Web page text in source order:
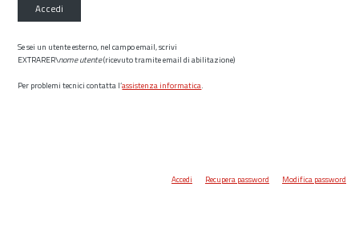
Accedi
Se sei un utente esterno, nel campo email, scrivi
EXTRARER\nome utente(ricevuto tramite email di abilitazione)
Per problemi tecnici contatta l’assistenza informatica.
Accedi Recupera password Modifica password